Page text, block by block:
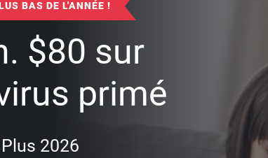
BAS DE L'ANNÉE !
$80 sur
primé
2026